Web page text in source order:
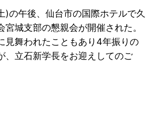
午後、仙台市の国際ホテルで久
宮城支部の懇親会が開催された。
見舞われたこともあり4年振りの
、立石新学長をお迎えしてのご